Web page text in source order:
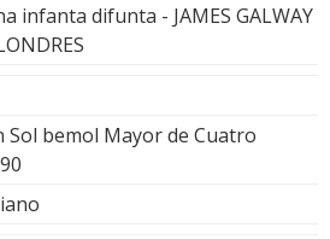
infanta difunta - JAMES GALWAY
bemol Mayor de Cuatro